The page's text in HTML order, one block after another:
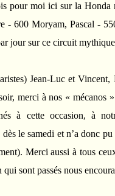
pour moi ici sur la
- 600 Moryam, Pascal -
jour sur ce circuit
Jean-Luc et
merci à nos « mécanos
à cette occasion, à
le samedi et n’a donc
Merci aussi à tous
qui sont passés nous